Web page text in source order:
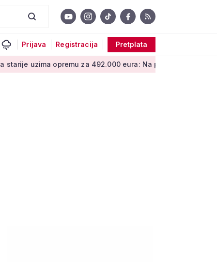
Prijava Registracija Pretplata
opremu za 492.000 eura: Na popisu su i stolice za